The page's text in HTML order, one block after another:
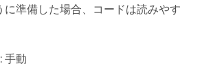
に準備した場合、コードは読みやす
手動